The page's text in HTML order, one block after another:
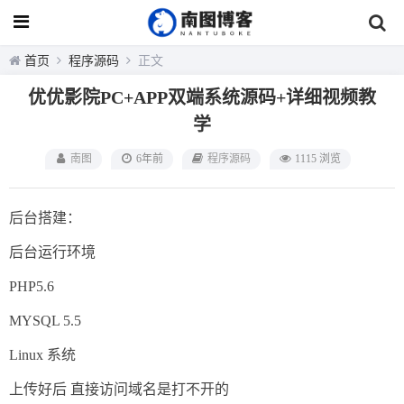
首页 程序源码 正文
优优影院PC+APP双端系统源码+详细视频教
学
南图 6年前 程序源码 1115 浏览
后台搭建：
后台运行环境
PHP5.6
MYSQL 5.5
Linux 系统
上传好后 直接访问域名是打不开的